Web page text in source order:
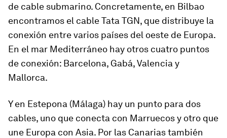
de cable submarino. Concretamente, en Bilbao
encontramos el cable Tata TGN, que distribuye la
conexión entre varios países del oeste de Europa.
En el mar Mediterráneo hay otros cuatro puntos
de conexión: Barcelona, Gabá, Valencia y
Mallorca.
Y en Estepona (Málaga) hay un punto para dos
cables, uno que conecta con Marruecos y otro que
une Europa con Asia. Por las Canarias también